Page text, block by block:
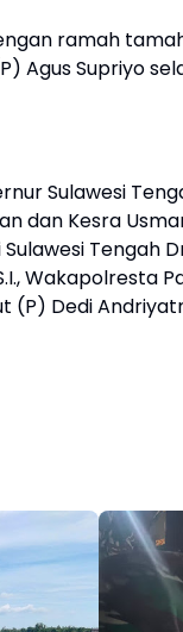
ramah
Agus Supriyo
Sulawesi
dan Kesra
Tengah
Wakapolresta
(P) Dedi